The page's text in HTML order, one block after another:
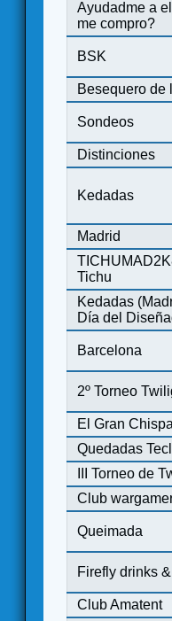
Ayudadme a
me compro?
BSK
Besequero de
Sondeos
Distinciones
Kedadas
Madrid
Tichu
Kedadas
Día del
Barcelona
2º Torneo
El Gran
Quedadas
III Torneo de
Club
Queimada
Firefly drinks
Club Amatent